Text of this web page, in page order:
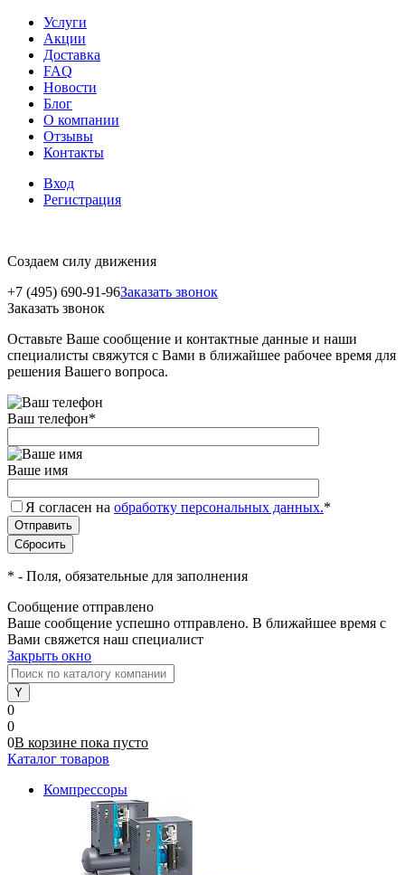
Услуги
Акции
Доставка
FAQ
Новости
Блог
О компании
Отзывы
Контакты
Вход
Регистрация
Создаем силу движения
+7 (495) 690-91-96Заказать звонок
Заказать звонок
Оставьте Ваше сообщение и контактные данные и наши
специалисты свяжутся с Вами в ближайшее рабочее время для
решения Вашего вопроса.
Ваш телефон*
Ваше имя
Я согласен на обработку персональных данных.*
* - Поля, обязательные для заполнения
Сообщение отправлено
Ваше сообщение успешно отправлено. В ближайшее время с
Вами свяжется наш специалист
Закрыть окно
0
0
0В корзине пока пусто
Каталог товаров
Компрессоры